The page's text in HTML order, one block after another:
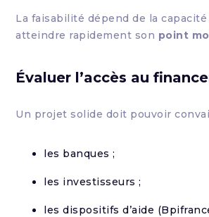
La faisabilité dépend de la
atteindre rapidement son point
Évaluer l’accès au
Un projet solide doit pouvoir
les banques ;
les investisseurs ;
les dispositifs d’aide